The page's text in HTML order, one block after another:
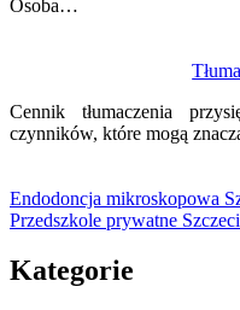
Osoba…
Cennik tłumaczenia
czynników, które mogą
Endodoncja mikroskopowa
Przedszkole prywatne
Kategorie